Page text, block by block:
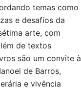
temas como
e desafios da
arte, com
de textos
são um convite à
de Barros,
e vivência